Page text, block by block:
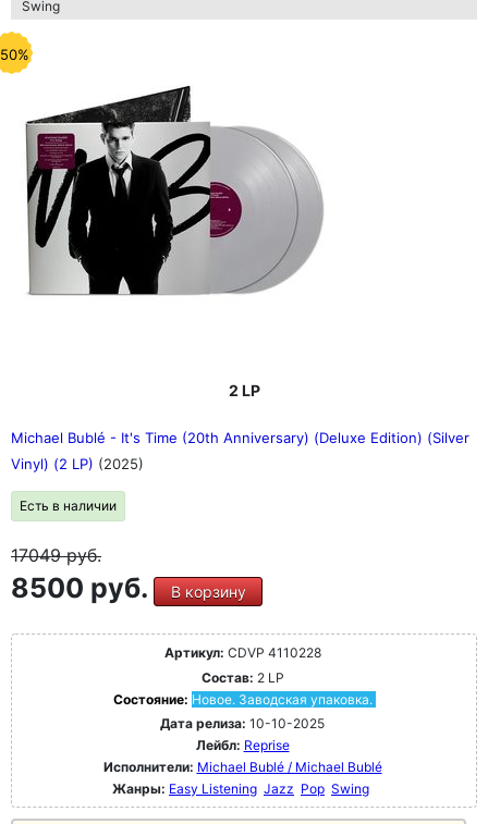
Swing
2 LP
Michael Bublé - It's Time (20th Anniversary) (Deluxe Edition) (Silver
Vinyl) (2 LP) (2025)
Есть в наличии
17049руб.
8500 руб. В корзину
Артикул: CDVP 4110228
Состав: 2 LP
Состояние: Новое. Заводская упаковка.
Дата релиза: 10-10-2025
Лейбл: Reprise
Исполнители: Michael Bublé / Michael Bublé
Жанры: Easy Listening Jazz Pop Swing